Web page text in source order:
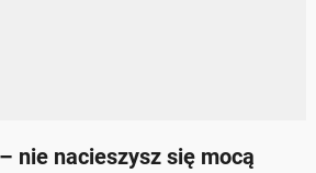
nie nacieszysz się mocą